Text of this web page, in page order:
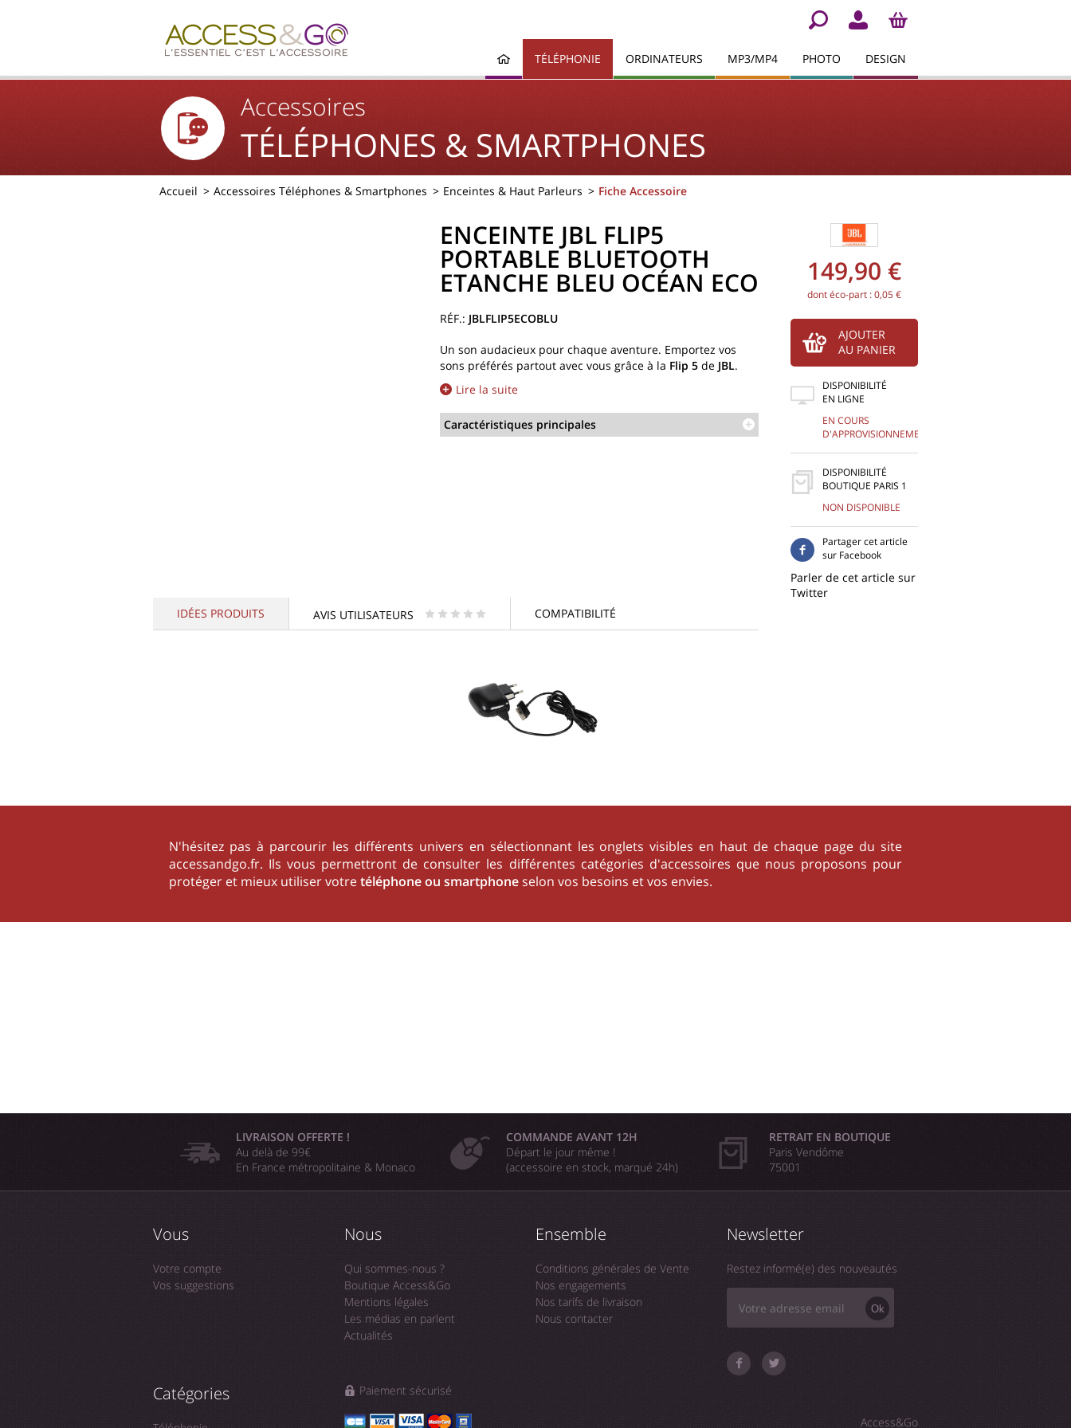
TÉLÉPHONIE ORDINATEURS MP3/MP4 PHOTO DESIGN
Accessoires
TÉLÉPHONES & SMARTPHONES
Accueil Accessoires Téléphones & Smartphones Enceintes & Haut Parleurs Fiche Accessoire
ENCEINTE JBL FLIP5
PORTABLE BLUETOOTH
ETANCHE BLEU OCÉAN ECO
JBLFLIP5ECOBLU
Un son audacieux pour chaque aventure. Emportez vos
sons préférés partout avec vous grâce à la Flip 5 de JBL.
Lire la suite
Caractéristiques principales
149,90 €
dont éco-part : 0,05 €
AJOUTER
AU PANIER
DISPONIBILITÉ
EN LIGNE
EN COURS
D'APPROVISIONNEMENT
DISPONIBILITÉ
BOUTIQUE PARIS 1
NON DISPONIBLE
Partager cet article
sur Facebook
Parler de cet article sur
Twitter
IDÉES PRODUITS
AVIS UTILISATEURS * * * * * COMPATIBILITÉ
N'hésitez pas à parcourir les différents univers en sélectionnant les onglets visibles en haut de chaque page du site
accessandgo.fr. Ils vous permettront de consulter les différentes catégories d'accessoires que nous proposons pour
protéger et mieux utiliser votretéléphone ou smartphoneselon vos besoins et vos envies.
LIVRAISON OFFERTE !
Au delà de 99€
En France métropolitaine & Monaco
COMMANDE AVANT 12H
Départ le jour même !
(accessoire en stock, marqué 24h)
RETRAIT EN BOUTIQUE
Paris Vendôme
75001
Vous
Votre compte
Vos suggestions
Nous
Qui sommes-nous ?
Boutique Access&Go
Mentions légales
Les médias en parlent
Actualités
Ensemble
Conditions générales de Vente
Nos engagements
Nos tarifs de livraison
Nous contacter
Newsletter
Restez informé(e) des nouveautés
Ok
Catégories Paiement sécurisé
Access&Go